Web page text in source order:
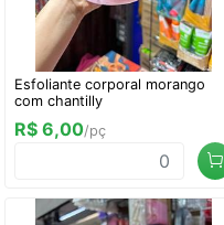
Esfoliante corporal morango
com chantilly
R$ 6,00/pç